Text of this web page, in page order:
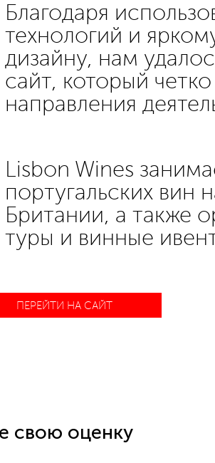
Благодаря
технологий и
дизайну, нам
сайт, который
направления
Lisbon Wines
португальских вин
Британии, а также
туры и винные
ПЕРЕЙТИ НА САЙТ
свою оценку